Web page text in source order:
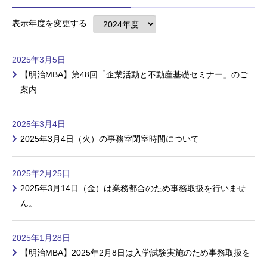
表示年度を変更する
2025年3月5日
【明治MBA】第48回「企業活動と不動産基礎セミナー」のご
案内
2025年3月4日
2025年3月4日（火）の事務室閉室時間について
2025年2月25日
2025年3月14日（金）は業務都合のため事務取扱を行いませ
ん。
2025年1月28日
【明治MBA】2025年2月8日は入学試験実施のため事務取扱を